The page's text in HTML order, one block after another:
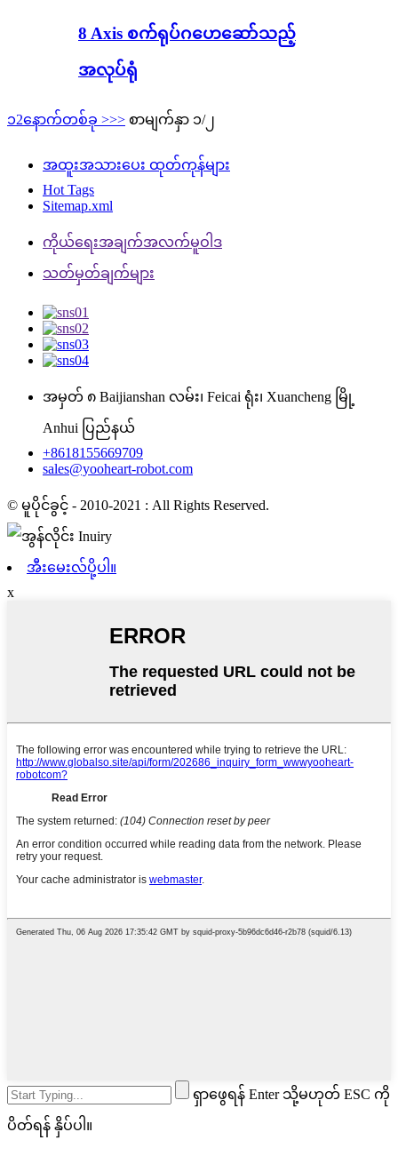
8 Axis စက်ရုပ်ဂဟေဆော်သည့်
အလုပ်ရုံ
၁2နောက်တစ်ခု >>> စာမျက်နှာ ၁/၂
အထူးအသားပေး ထုတ်ကုန်များ
Hot Tags
Sitemap.xml
ကိုယ်ရေးအချက်အလက်မူဝါဒ
သတ်မှတ်ချက်များ
အမှတ် ၈ Baijianshan လမ်း၊ Feicai ရုံး၊ Xuancheng မြို့
Anhui ပြည်နယ်
+8618155669709
sales@yooheart-robot.com
© မူပိုင်ခွင့် - 2010-2021 : All Rights Reserved.
အီးမေးလ်ပို့ပါ။
x
ရှာဖွေရန် Enter သို့မဟုတ် ESC ကို
ပိတ်ရန် နှိပ်ပါ။